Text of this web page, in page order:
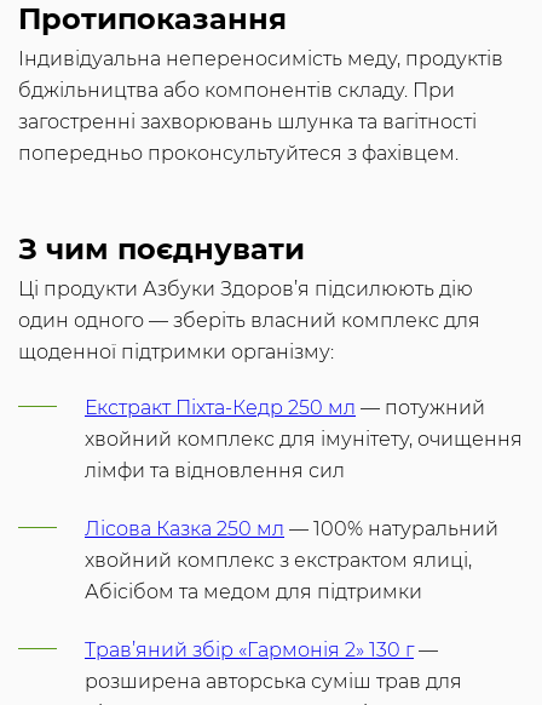
Протипоказання
Індивідуальна непереносимість меду, продуктів
бджільництва або компонентів складу. При
загостренні захворювань шлунка та вагітності
попередньо проконсультуйтеся з фахівцем.
З чим поєднувати
Ці продукти Азбуки Здоров’я підсилюють дію
один одного — зберіть власний комплекс для
щоденної підтримки організму:
Екстракт Піхта-Кедр 250 мл — потужний
хвойний комплекс для імунітету, очищення
лімфи та відновлення сил
Лісова Казка 250 мл — 100% натуральний
хвойний комплекс з екстрактом ялиці,
Абісібом та медом для підтримки
Трав’яний збір «Гармонія 2» 130 г—
розширена авторська суміш трав для